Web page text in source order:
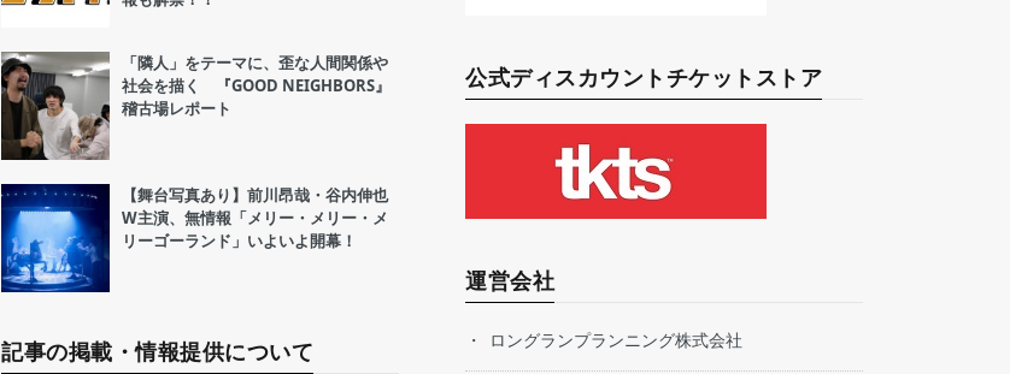
「隣人」をテーマに、歪な人間関係や
社会を描く 『GOOD NEIGHBORS』
稽古場レポート
【舞台写真あり】前川昂哉・谷内伸也
W主演、無情報「メリー・メリー・メ
リーゴーランド」いよいよ開幕！
記事の掲載・情報提供について
公式ディスカウントチケットストア
運営会社
ロングランプランニング株式会社